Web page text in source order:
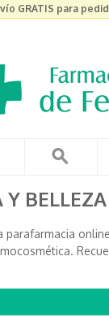
GRATIS para
Y BELLEZA
parafarmacia